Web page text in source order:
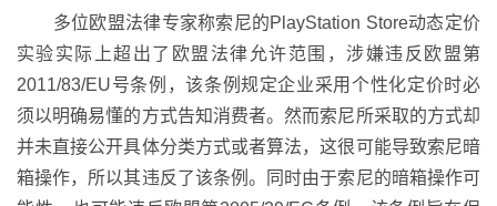
多位欧盟法律专家称索尼的PlayStation Store动态定价
实验实际上超出了欧盟法律允许范围，涉嫌违反欧盟第
2011/83/EU号条例，该条例规定企业采用个性化定价时必
须以明确易懂的方式告知消费者。然而索尼所采取的方式却
并未直接公开具体分类方式或者算法，这很可能导致索尼暗
箱操作，所以其违反了该条例。同时由于索尼的暗箱操作可